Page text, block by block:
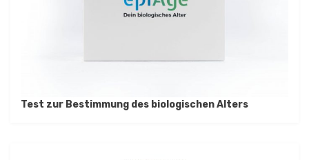
Test zur Bestimmung des biologischen Alters